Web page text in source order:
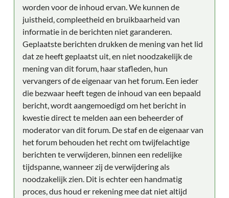
worden voor de inhoud ervan. We kunnen de
juistheid, compleetheid en bruikbaarheid van
informatie in de berichten niet garanderen.
Geplaatste berichten drukken de mening van het lid
dat ze heeft geplaatst uit, en niet noodzakelijk de
mening van dit forum, haar stafleden, hun
vervangers of de eigenaar van het forum. Een ieder
die bezwaar heeft tegen de inhoud van een bepaald
bericht, wordt aangemoedigd om het bericht in
kwestie direct te melden aan een beheerder of
moderator van dit forum. De staf en de eigenaar van
het forum behouden het recht om twijfelachtige
berichten te verwijderen, binnen een redelijke
tijdspanne, wanneer zij de verwijdering als
noodzakelijk zien. Dit is echter een handmatig
proces, dus houd er rekening mee dat niet altijd